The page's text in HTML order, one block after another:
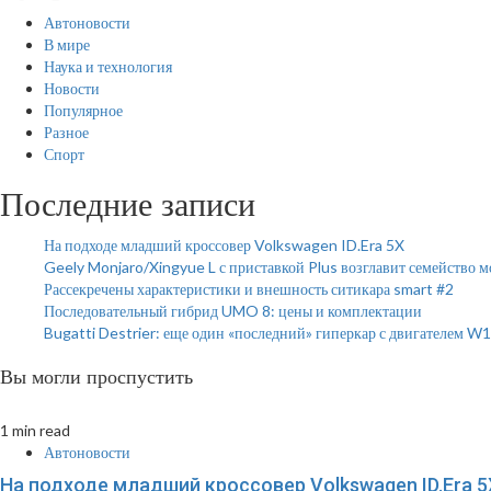
Автоновости
В мире
Наука и технология
Новости
Популярное
Разное
Спорт
Последние записи
На подходе младший кроссовер Volkswagen ID.Era 5X
Geely Monjaro/Xingyue L с приставкой Plus возглавит семейство
Рассекречены характеристики и внешность ситикара smart #2
Последовательный гибрид UMO 8: цены и комплектации
Bugatti Destrier: еще один «последний» гиперкар с двигателем
Вы могли проспустить
1 min read
Автоновости
На подходе младший кроссовер Volkswagen ID.Era